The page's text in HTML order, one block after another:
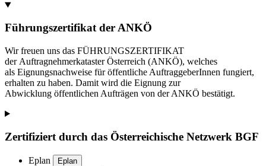
Führungszertifikat der ANKÖ
Wir freuen uns das FÜHRUNGSZERTIFIKAT
der Auftragnehmerkataster Österreich (ANKÖ), welches
als Eignungsnachweise für öffentliche AuftraggeberInnen fungiert,
erhalten zu haben. Damit wird die Eignung zur
Abwicklung öffentlichen Aufträgen von der ANKÖ bestätigt.
Zertifiziert durch das Österreichische Netzwerk BGF
Eplan Eplan